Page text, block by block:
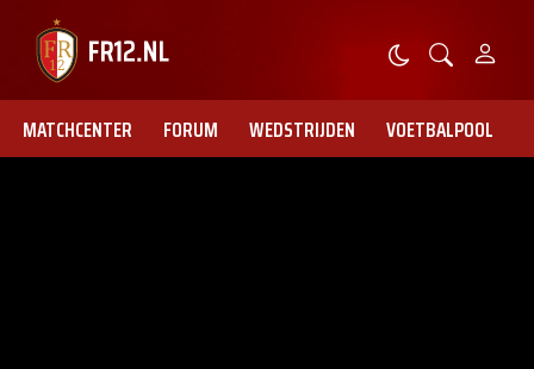
MATCHCENTER FORUM WEDSTRIJDEN VOETBALPOOL